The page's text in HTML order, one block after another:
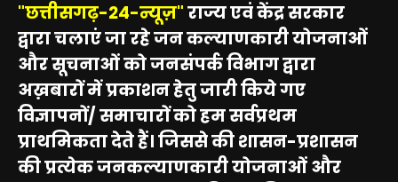
"छत्तीसगढ़-24-न्यूज़"राज्य एवं केंद्र सरकार
द्वारा चलाएं जा रहे जन कल्याणकारी योजनाओं
और सूचनाओं को जनसंपर्क विभाग द्वारा
अख़बारों में प्रकाशन हेतु जारी किये गए
विज्ञापनों/ समाचारों को हम सर्वप्रथम
प्राथमिकता देते हैं। जिससे की शासन-प्रशासन
की प्रत्येक जनकल्याणकारी योजनाओं और